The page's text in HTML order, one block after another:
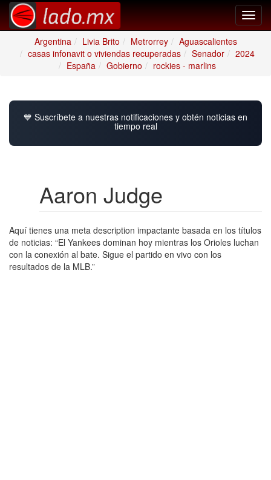
Argentina
Livia Brito Metrorrey
Aguascalientes
casas infonavit o viviendas recuperadas
Senador
2024
España
Gobierno rockies - marlins
💙 Suscríbete a nuestras notificaciones y obtén noticias en
tiempo real
Aaron Judge
Aquí tienes una meta description impactante basada en los títulos
de noticias: “El Yankees dominan hoy mientras los Orioles luchan
con la conexión al bate. Sigue el partido en vivo con los
resultados de la MLB.”